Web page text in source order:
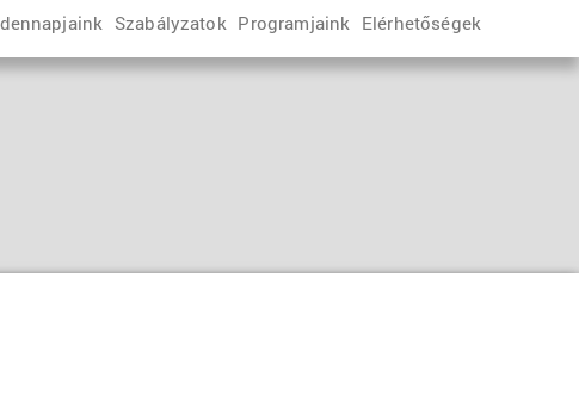
Szabályzatok Programjaink Elérhetőségek